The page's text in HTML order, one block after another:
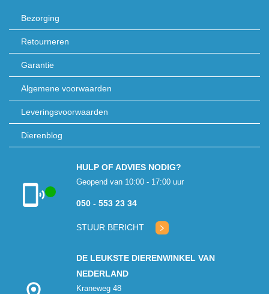
Bezorging
Retourneren
Garantie
Algemene voorwaarden
Leveringsvoorwaarden
Dierenblog
Klantenservice
HULP OF ADVIES NODIG?
Geopend van 10:00 - 17:00 uur
050 - 553 23 34
STUUR BERICHT
DE LEUKSTE DIERENWINKEL VAN
NEDERLAND
Kraneweg 48